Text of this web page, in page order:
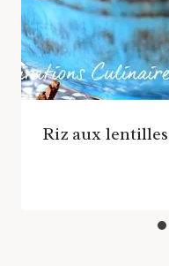
Riz aux